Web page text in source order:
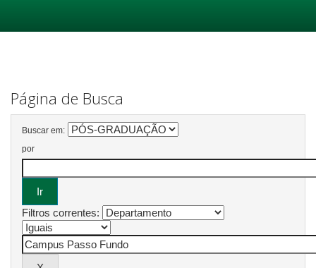
Página de Busca
Buscar em:
por
Filtros correntes: